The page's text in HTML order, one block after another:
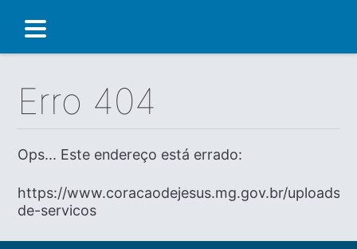
Erro 404
Ops... Este endereço está errado:
https://www.coracaodejesus.mg.gov.br/uploads/
de-servicos